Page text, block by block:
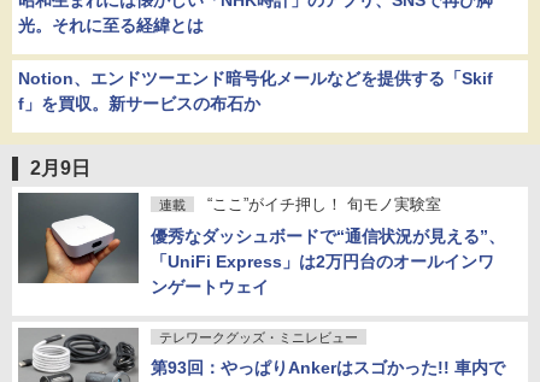
光。それに至る経緯とは
Notion、エンドツーエンド暗号化メールなどを提供する「Skif
f」を買収。新サービスの布石か
2月9日
連載 “ここ”がイチ押し！ 旬モノ実験室
優秀なダッシュボードで“通信状況が見える”、
「UniFi Express」は2万円台のオールインワ
ンゲートウェイ
テレワークグッズ・ミニレビュー
第93回：やっぱりAnkerはスゴかった!! 車内で